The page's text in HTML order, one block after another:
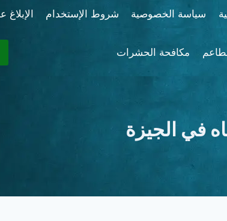
سياسة الخصوصية شروط الإستخدام
مكافحة الحشرات
في الجيزة